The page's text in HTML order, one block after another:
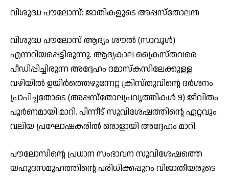
വിശുദ്ധ പൗലോസ്: ജാതികളുടെ അപ്പസ്‌തോലന്‍
വിശുദ്ധ പൗലോസ് ആദ്യം ശൗല്‍ (സാവൂള്‍)
എന്നറിയപ്പെട്ടിരുന്നു. ആദ്യകാല ക്രൈസ്തവരെ
പീഡിപ്പിച്ചിരുന്ന അദ്ദേഹം ദമാസ്‌കസിലേക്കുള്ള
വഴിയില്‍ ഉയിര്‍ത്തെഴുന്നേറ്റ ക്രിസ്തുവിന്റെ ദര്‍ശനം
പ്രാപിച്ചതോടെ (അപ്പസ്‌തോലപ്രവൃത്തികള്‍ 9) ജീവിതം
പൂര്‍ണമായി മാറി. പിന്നീട് സുവിശേഷത്തിന്റെ ഏറ്റവും
വലിയ പ്രഘോഷകരില്‍ ഒരാളായി അദ്ദേഹം മാറി.
പൗലോസിന്റെ പ്രധാന സംഭാവന സുവിശേഷത്തെ
യഹൂദസമൂഹത്തിന്റെ പരിധിക്കപ്പുറം വിജാതീയരുടെ